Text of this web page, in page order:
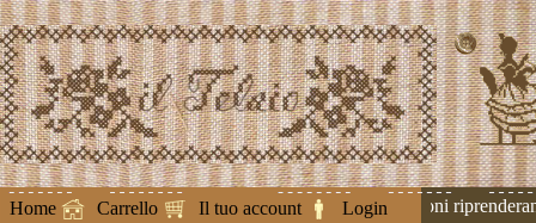
Home Carrello Il tuo account Login
Attenzione ! Le spedizioni